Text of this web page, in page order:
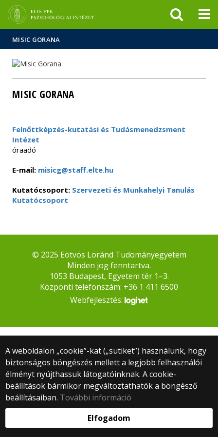
sajtóban
MISIC GORANA
MISIC GORANA
Felnőttképzés-kutatási és Tudásmenedzsment
Intézet
óraadó
E-mail: misicg@staff.elte.hu
Kutatócsoport: Szervezeti és Munkahelyi Tanulás
Kutatócsoport
A weboldalon „cookie”-kat („sütiket”) használunk, hogy
biztonságos böngészés mellett a legjobb felhasználói
élményt nyújthassuk látogatóinknak. A cookie-
beállítások bármikor megváltoztathatók a böngésző
beállításaiban. További információ
Elfogadom
© 2025 Eötvös Loránd Tudományegyetem
Minden jog fenntartva.
1053 Budapest, Egyetem tér 1–3.
Központi telefonszám: +36 1 411 6500
Webfejlesztés: